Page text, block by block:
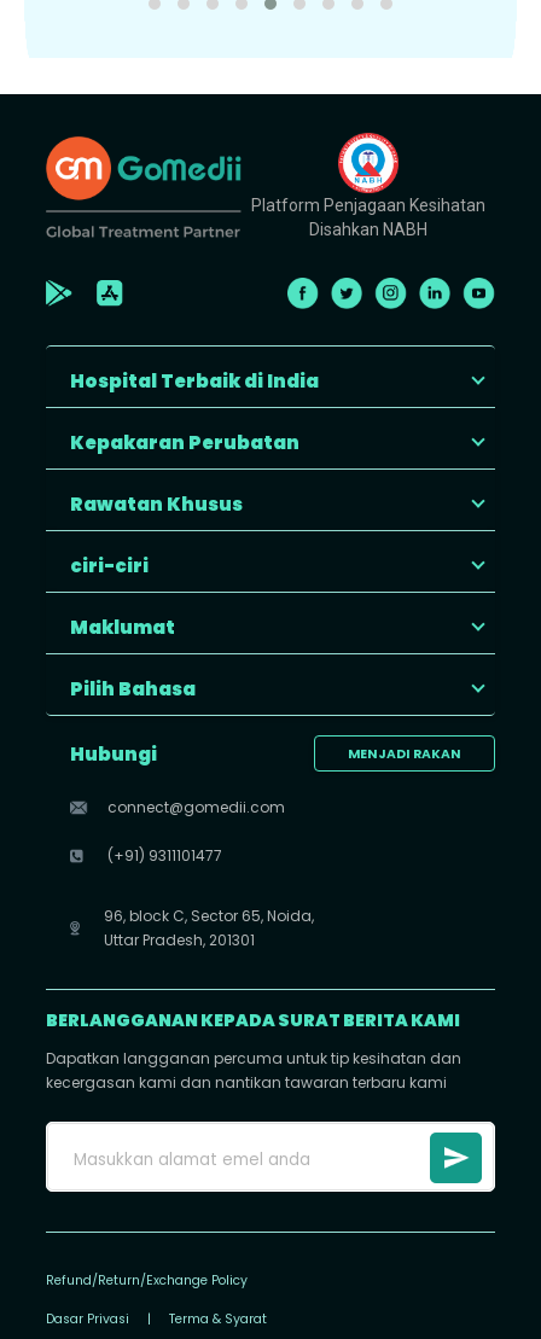
Platform Penjagaan Kesihatan
Disahkan NABH
Hospital Terbaik di India
Kepakaran Perubatan
Rawatan Khusus
ciri-ciri
Maklumat
Pilih Bahasa
MENJADI RAKAN
Hubungi
connect@gomedii.com
(+91) 9311101477
96, block C, Sector 65, Noida,
Uttar Pradesh, 201301
BERLANGGANAN KEPADA SURAT BERITA KAMI
Dapatkan langganan percuma untuk tip kesihatan dan
kecergasan kami dan nantikan tawaran terbaru kami
Refund/Return/Exchange Policy
Dasar Privasi | Terma & Syarat